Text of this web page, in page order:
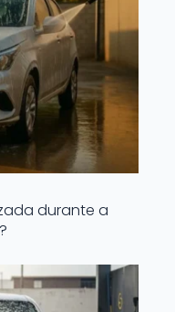
durante a